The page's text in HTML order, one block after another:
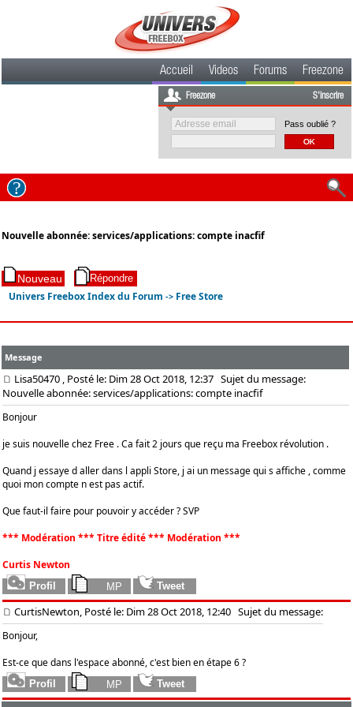
Accueil Videos Forums Freezone
Freezone S'inscrire
Pass oublié ?
Nouvelle abonnée: services/applications: compte inacfif
Univers Freebox Index du Forum -> Free Store
Message
Lisa50470 , Posté le: Dim 28 Oct 2018, 12:37 Sujet du message:
Nouvelle abonnée: services/applications: compte inacfif
Bonjour
je suis nouvelle chez Free . Ca fait 2 jours que reçu ma Freebox révolution .
Quand j essaye d aller dans l appli Store, j ai un message qui s affiche , comme
quoi mon compte n est pas actif.
Que faut-il faire pour pouvoir y accéder ? SVP
*** Modération *** Titre édité *** Modération ***
Curtis Newton
CurtisNewton, Posté le: Dim 28 Oct 2018, 12:40 Sujet du message:
Bonjour,
Est-ce que dans l'espace abonné, c'est bien en étape 6 ?